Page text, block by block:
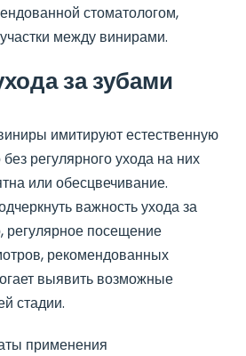
стоматологом,
между винирами.
за зубами
имитируют естественную
без регулярного ухода на них
или обесцвечивание.
важность ухода за
регулярное посещение
рекомендованных
выявить возможные
стадии.
применения